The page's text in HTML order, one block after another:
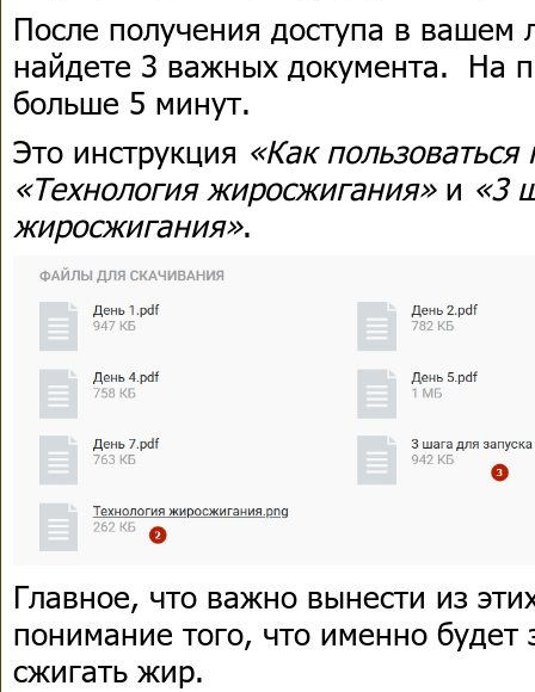
После получения доступа в вашем
найдете 3 важных документа. На
больше 5 минут.
Это инструкция «Как
«Технология жиросжигания»и «3
жиросжигания».
Главное, что важно вынести из
понимание того, что именно будет
сжигать жир.